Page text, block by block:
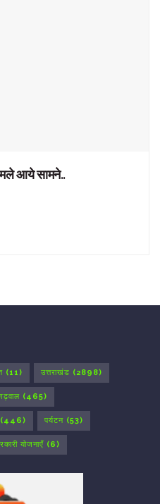
आये सामने..
(11) उत्तराखंड (2898)
(465)
(446) पर्यटन (53)
योजनाएँ (6)